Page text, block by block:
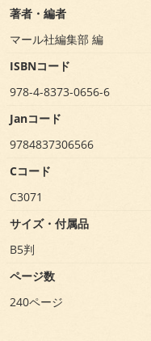
著者・編者
マール社編集部 編
ISBNコード
978-4-8373-0656-6
Janコード
9784837306566
Cコード
C3071
サイズ・付属品
B5判
ページ数
240ページ